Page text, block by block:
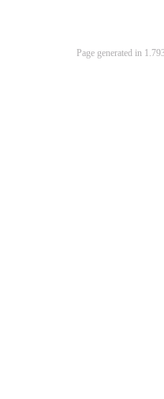
Page generated in